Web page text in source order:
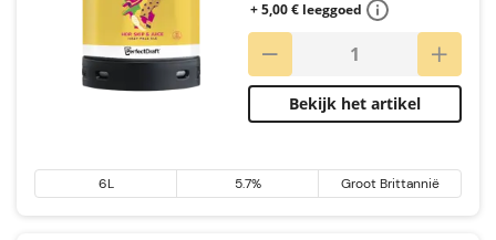
+ 5,00 € leeggoed
Bekijk het artikel
6L 5.7% Groot Brittannië